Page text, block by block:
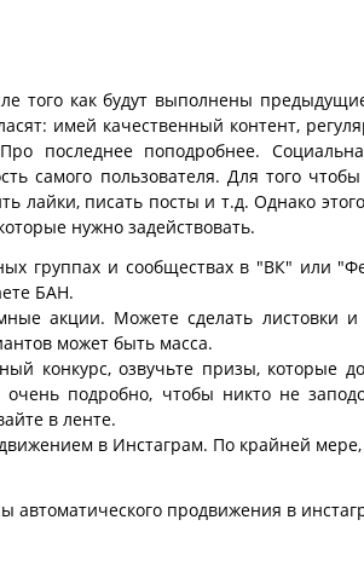
того как будут выполнены
имей качественный контент,
последнее поподробнее.
самого пользователя. Для того
лайки, писать посты и т.д. Однако
нужно задействовать.
группах и сообществах в "ВК" или
БАН.
акции. Можете сделать листовки и
может быть масса.
конкурс, озвучьте призы, которые
очень подробно, чтобы никто не
в ленте.
в Инстаграм. По крайней
продвижения в